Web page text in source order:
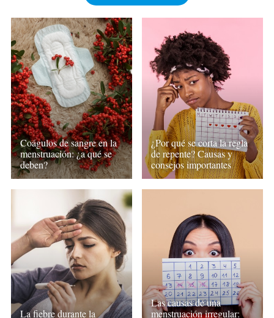
Coágulos de sangre en la
menstruación: ¿a qué se
deben?
¿Por qué se corta la regla
de repente? Causas y
consejos importantes
La fiebre durante la
Las causas de una
menstruación irregular: